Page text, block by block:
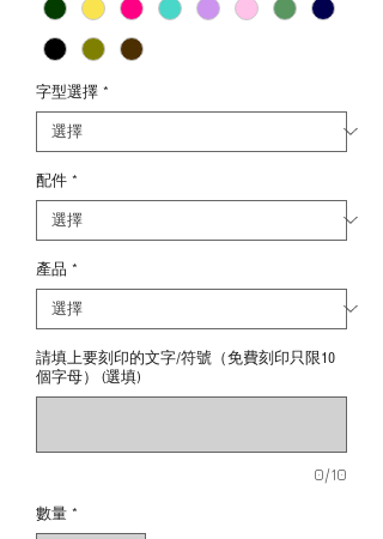
字型選擇 *
配件 *
產品 *
請填上要刻印的文字/符號（免費刻印只限10
個字母） (選填)
0/10
數量 *